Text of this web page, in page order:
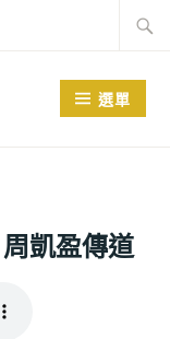
關
鍵
選單
周凱盈傳道